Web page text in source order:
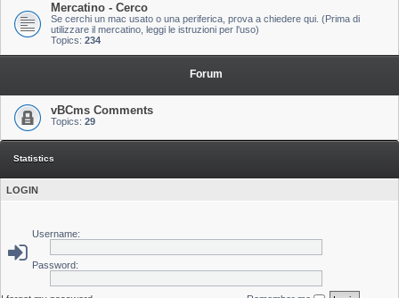
Mercatino - Cerco
Se cerchi un mac usato o una periferica, prova a chiedere qui. (Prima di
utilizzare il mercatino, leggi le istruzioni per l'uso)
Topics: 234
Forum
vBCms Comments
Topics: 29
Statistics
LOGIN
Username:
Password: